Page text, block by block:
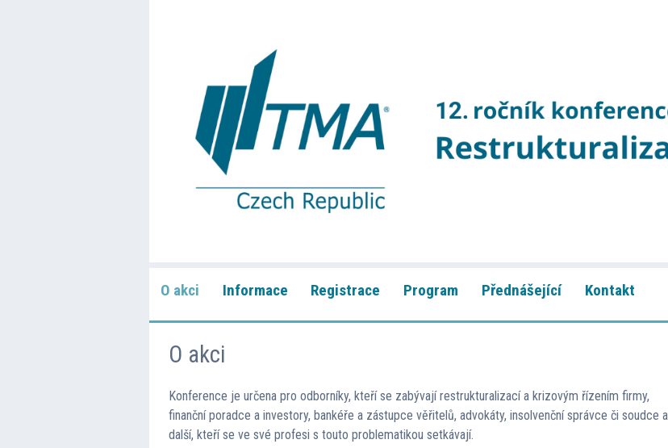
O akci Informace Registrace Program Přednášející Kontakt
O akci
Konference je určena pro odborníky, kteří se zabývají restrukturalizací a krizovým řízením firmy,
finanční poradce a investory, bankéře a zástupce věřitelů, advokáty, insolvenční správce či soudce a
další, kteří se ve své profesi s touto problematikou setkávají.